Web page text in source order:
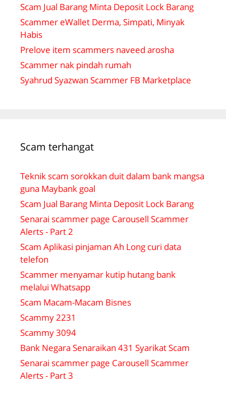
Scam Jual Barang Minta Deposit Lock Barang
Scammer eWallet Derma, Simpati, Minyak
Habis
Prelove item scammers naveed arosha
Scammer nak pindah rumah
Syahrud Syazwan Scammer FB Marketplace
Scam terhangat
Teknik scam sorokkan duit dalam bank mangsa
guna Maybank goal
Scam Jual Barang Minta Deposit Lock Barang
Senarai scammer page Carousell Scammer
Alerts - Part 2
Scam Aplikasi pinjaman Ah Long curi data
telefon
Scammer menyamar kutip hutang bank
melalui Whatsapp
Scam Macam-Macam Bisnes
Scammy 2231
Scammy 3094
Bank Negara Senaraikan 431 Syarikat Scam
Senarai scammer page Carousell Scammer
Alerts - Part 3